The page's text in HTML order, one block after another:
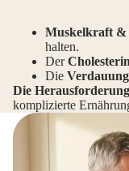
Muskelkraft &
halten.
Der
Die Verdauung
Die
komplizierte